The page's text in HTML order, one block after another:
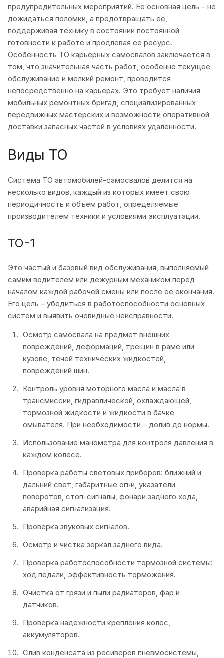
предупредительных мероприятий. Ее основная цель – не
дожидаться поломки, а предотвращать ее,
поддерживая технику в состоянии постоянной
готовности к работе и продлевая ее ресурс.
Особенность ТО карьерных самосвалов заключается в
том, что значительная часть работ, особенно текущее
обслуживание и мелкий ремонт, проводится
непосредственно на карьерах. Это требует наличия
мобильных ремонтных бригад, специализированных
передвижных мастерских и возможности оперативной
доставки запасных частей в условиях удаленности.
Виды ТО
Система ТО автомобилей-самосвалов делится на
несколько видов, каждый из которых имеет свою
периодичность и объем работ, определяемые
производителем техники и условиями эксплуатации.
ТО-1
Это частый и базовый вид обслуживания, выполняемый
самим водителем или дежурным механиком перед
началом каждой рабочей смены или после ее окончания.
Его цель – убедиться в работоспособности основных
систем и выявить очевидные неисправности.
Осмотр самосвала на предмет внешних
повреждений, деформаций, трещин в раме или
кузове, течей технических жидкостей,
повреждений шин.
Контроль уровня моторного масла и масла в
трансмиссии, гидравлической, охлаждающей,
тормозной жидкости и жидкости в бачке
омывателя. При необходимости – долив до нормы.
Использование манометра для контроля давления в
каждом колесе.
Проверка работы световых приборов: ближний и
дальний свет, габаритные огни, указатели
поворотов, стоп-сигналы, фонари заднего хода,
аварийная сигнализация.
Проверка звуковых сигналов.
Осмотр и чистка зеркал заднего вида.
Проверка работоспособности тормозной системы:
ход педали, эффективность торможения.
Очистка от грязи и пыли радиаторов, фар и
датчиков.
Проверка надежности крепления колес,
аккумуляторов.
Слив конденсата из ресиверов пневмосистемы,